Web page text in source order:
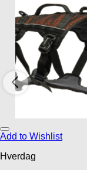
Add to Wishlist
Hverdag